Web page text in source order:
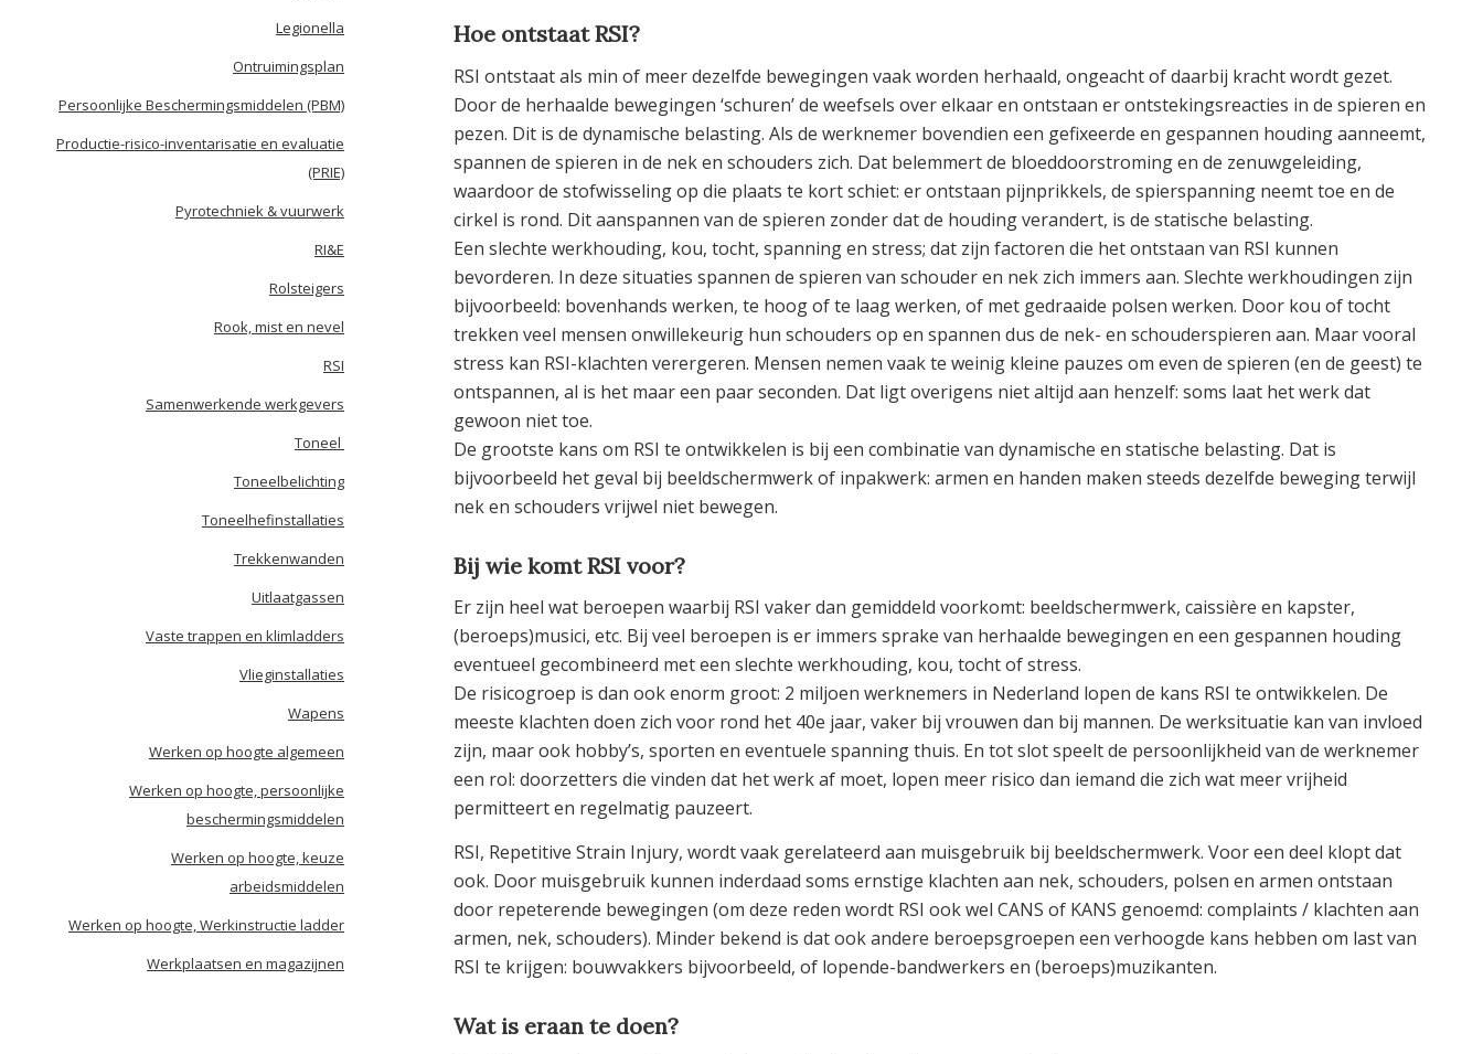
Hoe ontstaat RSI?
RSI ontstaat als min of meer dezelfde bewegingen vaak worden herhaald, ongeacht of daarbij kracht wordt gezet.
Door de herhaalde bewegingen ‘schuren’ de weefsels over elkaar en ontstaan er ontstekingsreacties in de spieren en
pezen. Dit is de dynamische belasting. Als de werknemer bovendien een gefixeerde en gespannen houding aanneemt,
spannen de spieren in de nek en schouders zich. Dat belemmert de bloeddoorstroming en de zenuwgeleiding,
waardoor de stofwisseling op die plaats te kort schiet: er ontstaan pijnprikkels, de spierspanning neemt toe en de
cirkel is rond. Dit aanspannen van de spieren zonder dat de houding verandert, is de statische belasting.
Een slechte werkhouding, kou, tocht, spanning en stress; dat zijn factoren die het ontstaan van RSI kunnen
bevorderen. In deze situaties spannen de spieren van schouder en nek zich immers aan. Slechte werkhoudingen zijn
bijvoorbeeld: bovenhands werken, te hoog of te laag werken, of met gedraaide polsen werken. Door kou of tocht
trekken veel mensen onwillekeurig hun schouders op en spannen dus de nek- en schouderspieren aan. Maar vooral
stress kan RSI-klachten verergeren. Mensen nemen vaak te weinig kleine pauzes om even de spieren (en de geest) te
ontspannen, al is het maar een paar seconden. Dat ligt overigens niet altijd aan henzelf: soms laat het werk dat
gewoon niet toe.
De grootste kans om RSI te ontwikkelen is bij een combinatie van dynamische en statische belasting. Dat is
bijvoorbeeld het geval bij beeldschermwerk of inpakwerk: armen en handen maken steeds dezelfde beweging terwijl
nek en schouders vrijwel niet bewegen.
Bij wie komt RSI voor?
Er zijn heel wat beroepen waarbij RSI vaker dan gemiddeld voorkomt: beeldschermwerk, caissière en kapster,
(beroeps)musici, etc. Bij veel beroepen is er immers sprake van herhaalde bewegingen en een gespannen houding
eventueel gecombineerd met een slechte werkhouding, kou, tocht of stress.
De risicogroep is dan ook enorm groot: 2 miljoen werknemers in Nederland lopen de kans RSI te ontwikkelen. De
meeste klachten doen zich voor rond het 40e jaar, vaker bij vrouwen dan bij mannen. De werksituatie kan van invloed
zijn, maar ook hobby’s, sporten en eventuele spanning thuis. En tot slot speelt de persoonlijkheid van de werknemer
een rol: doorzetters die vinden dat het werk af moet, lopen meer risico dan iemand die zich wat meer vrijheid
permitteert en regelmatig pauzeert.
RSI, Repetitive Strain Injury, wordt vaak gerelateerd aan muisgebruik bij beeldschermwerk. Voor een deel klopt dat
ook. Door muisgebruik kunnen inderdaad soms ernstige klachten aan nek, schouders, polsen en armen ontstaan
door repeterende bewegingen (om deze reden wordt RSI ook wel CANS of KANS genoemd: complaints / klachten aan
armen, nek, schouders). Minder bekend is dat ook andere beroepsgroepen een verhoogde kans hebben om last van
RSI te krijgen: bouwvakkers bijvoorbeeld, of lopende-bandwerkers en (beroeps)muzikanten.
Wat is eraan te doen?
Legionella
Ontruimingsplan
Persoonlijke Beschermingsmiddelen (PBM)
Productie-risico-inventarisatie en evaluatie
(PRIE)
Pyrotechniek & vuurwerk
RI&E
Rolsteigers
Rook, mist en nevel
RSI
Samenwerkende werkgevers
Toneel
Toneelbelichting
Toneelhefinstallaties
Trekkenwanden
Uitlaatgassen
Vaste trappen en klimladders
Vlieginstallaties
Wapens
Werken op hoogte algemeen
Werken op hoogte, persoonlijke
beschermingsmiddelen
Werken op hoogte, keuze
arbeidsmiddelen
Werken op hoogte, Werkinstructie ladder
Werkplaatsen en magazijnen